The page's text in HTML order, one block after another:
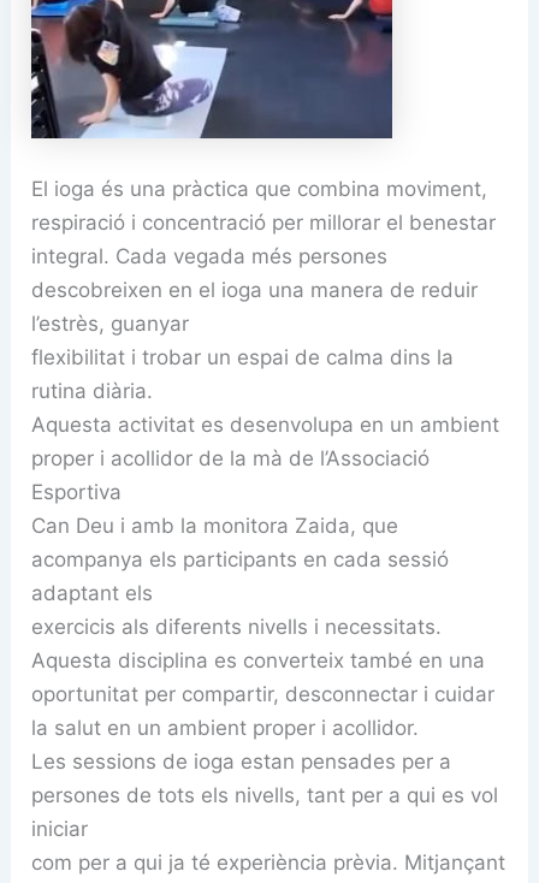
El ioga és una pràctica que combina moviment,
respiració i concentració per millorar el benestar
integral. Cada vegada més persones
descobreixen en el ioga una manera de reduir
l’estrès, guanyar
flexibilitat i trobar un espai de calma dins la
rutina diària.
Aquesta activitat es desenvolupa en un ambient
proper i acollidor de la mà de l’Associació
Esportiva
Can Deu i amb la monitora Zaida, que
acompanya els participants en cada sessió
adaptant els
exercicis als diferents nivells i necessitats.
Aquesta disciplina es converteix també en una
oportunitat per compartir, desconnectar i cuidar
la salut en un ambient proper i acollidor.
Les sessions de ioga estan pensades per a
persones de tots els nivells, tant per a qui es vol
iniciar
com per a qui ja té experiència prèvia. Mitjançant